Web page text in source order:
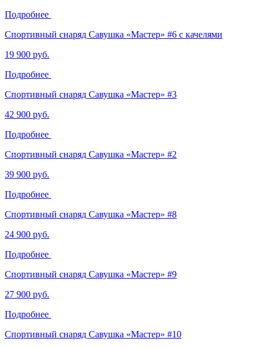
Подробнее
Спортивный снаряд Савушка «‎Мастер» #6 с качелями
19 900 руб.
Подробнее
Спортивный снаряд Савушка «‎Мастер» #3
42 900 руб.
Подробнее
Спортивный снаряд Савушка «‎Мастер» #2
39 900 руб.
Подробнее
Спортивный снаряд Савушка «‎Мастер» #8
24 900 руб.
Подробнее
Спортивный снаряд Савушка «‎Мастер» #9
27 900 руб.
Подробнее
Спортивный снаряд Савушка «‎Мастер» #10